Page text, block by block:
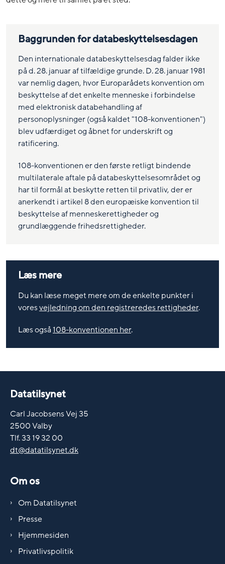
Baggrunden for databeskyttelsesdagen
Den internationale databeskyttelsesdag falder ikke
på d. 28. januar af tilfældige grunde. D. 28. januar 1981
var nemlig dagen, hvor Europarådets konvention om
beskyttelse af det enkelte menneske i forbindelse
med elektronisk databehandling af
personoplysninger (også kaldet "108-konventionen")
blev udfærdiget og åbnet for underskrift og
ratificering.
108-konventionen er den første retligt bindende
multilaterale aftale på databeskyttelsesområdet og
har til formål at beskytte retten til privatliv, der er
anerkendt i artikel 8 den europæiske konvention til
beskyttelse af menneskerettigheder og
grundlæggende frihedsrettigheder.
Læs mere
Du kan læse meget mere om de enkelte punkter i
voresvejledning om den registreredes rettigheder.
Læs også108-konventionen her.
Datatilsynet
Carl Jacobsens Vej 35
2500 Valby
Tlf. 33 19 32 00
dt@datatilsynet.dk
Om os
Om Datatilsynet
Presse
Hjemmesiden
Privatlivspolitik